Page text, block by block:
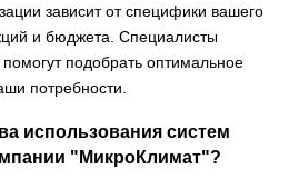
Polar Bear
зависит от специфики вашего
и бюджета. Специалисты
подобрать оптимальное
потребности.
использования систем
"МикроКлимат"?